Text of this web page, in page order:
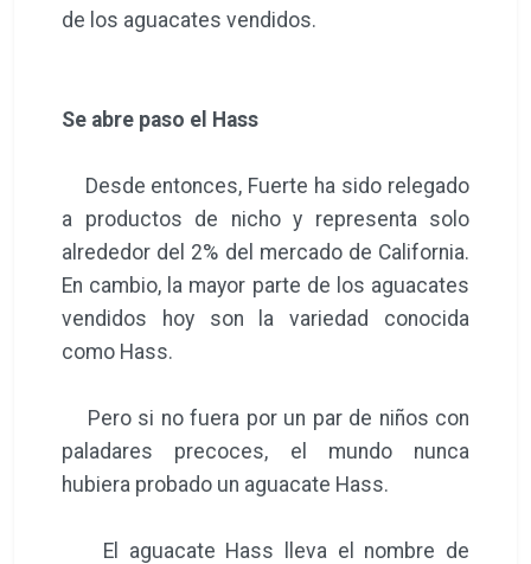
de los aguacates vendidos.
Se abre paso el Hass
Desde entonces, Fuerte ha sido relegado
a productos de nicho y representa solo
alrededor del 2% del mercado de California.
En cambio, la mayor parte de los aguacates
vendidos hoy son la variedad conocida
como Hass.
Pero si no fuera por un par de niños con
paladares precoces, el mundo nunca
hubiera probado un aguacate Hass.
El aguacate Hass lleva el nombre de